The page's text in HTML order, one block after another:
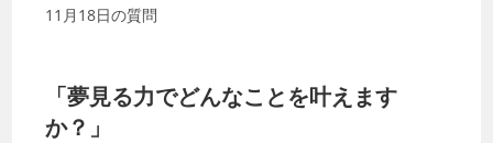
11月18日の質問
「夢見る力でどんなことを叶えます
か？」